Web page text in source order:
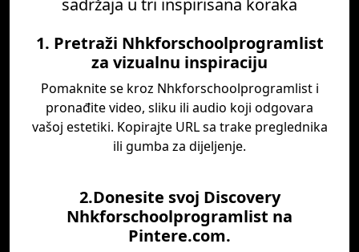
sadržaja u tri inspirisana koraka
1. Pretraži Nhkforschoolprogramlist
za vizualnu inspiraciju
Pomaknite se kroz Nhkforschoolprogramlist i
pronađite video, sliku ili audio koji odgovara
vašoj estetiki. Kopirajte URL sa trake preglednika
ili gumba za dijeljenje.
2.Donesite svoj Discovery
Nhkforschoolprogramlist na
Pintere.com.